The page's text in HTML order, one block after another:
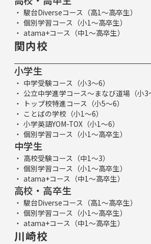
駿台Diverseコース（高1～高卒生）
個別学習コース（小1～高卒生）
atama+コース（中1～高卒生）
関内校
小学生
中学受験コース（小3～6）
公立中学進学コース～まなび道場（小3
トップ校特進コース（小5～6）
ことばの学校（小1～6）
小学英語YOM-TOX（小1～6）
個別学習コース（小1～高卒生）
中学生
高校受験コース（中1～3）
個別学習コース（小1～高卒生）
atama+コース（中1～高卒生）
高校・高卒生
駿台Diverseコース（高1～高卒生）
個別学習コース（小1～高卒生）
atama+コース（中1～高卒生）
川崎校